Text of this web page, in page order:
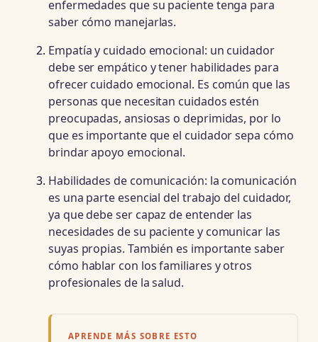
enfermedades que su paciente tenga para
saber cómo manejarlas.
Empatía y cuidado emocional: un cuidador
debe ser empático y tener habilidades para
ofrecer cuidado emocional. Es común que las
personas que necesitan cuidados estén
preocupadas, ansiosas o deprimidas, por lo
que es importante que el cuidador sepa cómo
brindar apoyo emocional.
Habilidades de comunicación: la comunicación
es una parte esencial del trabajo del cuidador,
ya que debe ser capaz de entender las
necesidades de su paciente y comunicar las
suyas propias. También es importante saber
cómo hablar con los familiares y otros
profesionales de la salud.
APRENDE MÁS SOBRE ESTO